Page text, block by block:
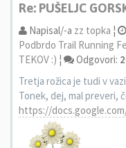
Re: PUŠELJC
Napisal/-a zz topka ¦
Podbrdo Trail Running
TEKOV :) ¦ Odgovori:
Tretja rožica je tudi v
Tonek, dej, mal preveri,
https://